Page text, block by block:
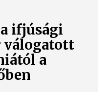
ifjúsági
válogatott
a